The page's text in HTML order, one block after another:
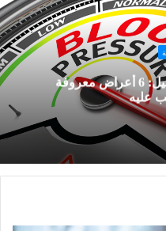
ارتفاع ضغط الدماغ بالتفصيل: 6 أعراض معروفة
عليه